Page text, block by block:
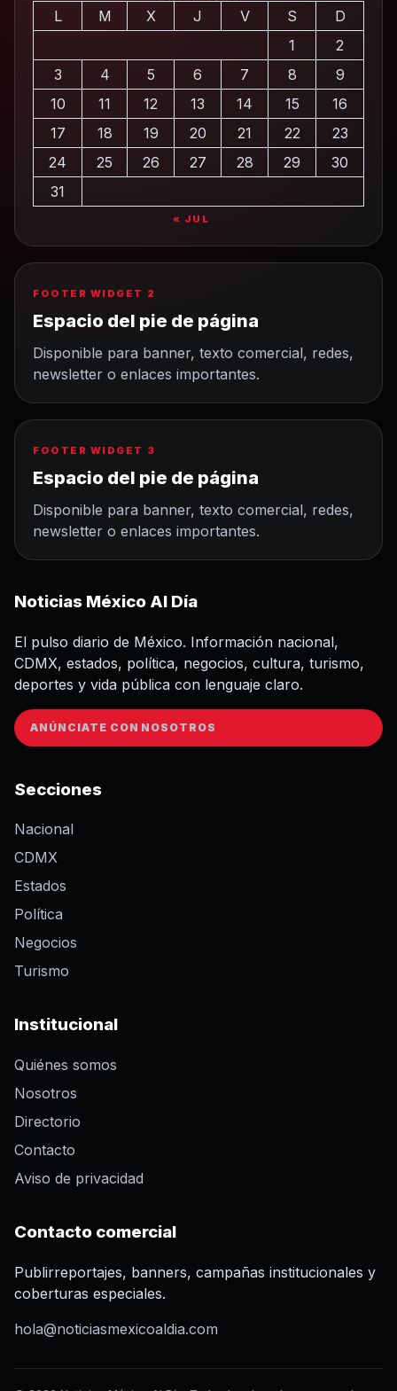
L
M X J V S
D
1
2
3
4 5 6 7 8
9
10
11 12 13 14 15
16
17
18 19 20 21 22
23
24
25 26 27 28 29
30
31
« JUL
FOOTER WIDGET 2
Espacio del pie de página
Disponible para banner, texto comercial, redes,
newsletter o enlaces importantes.
FOOTER WIDGET 3
Espacio del pie de página
Disponible para banner, texto comercial, redes,
newsletter o enlaces importantes.
Noticias México Al Día
El pulso diario de México. Información nacional,
CDMX, estados, política, negocios, cultura, turismo,
deportes y vida pública con lenguaje claro.
ANÚNCIATE CON NOSOTROS
Secciones
Nacional
CDMX
Estados
Política
Negocios
Turismo
Institucional
Quiénes somos
Nosotros
Directorio
Contacto
Aviso de privacidad
Contacto comercial
Publirreportajes, banners, campañas institucionales y
coberturas especiales.
hola@noticiasmexicoaldia.com